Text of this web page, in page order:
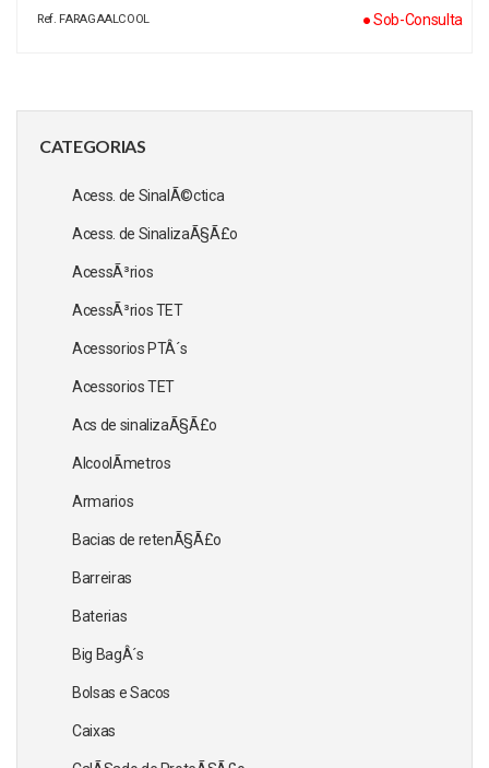
CATEGORIAS
Acess. de SinalÃ©ctica
Acess. de SinalizaÃ§Ã£o
AcessÃ³rios
AcessÃ³rios TET
Acessorios PTÂ´s
Acessorios TET
Acs de sinalizaÃ§Ã£o
AlcoolÃ­metros
Armarios
Bacias de retenÃ§Ã£o
Barreiras
Baterias
Big BagÂ´s
Bolsas e Sacos
Caixas
Ref. FARAGAALCOOL ● Sob-Consulta